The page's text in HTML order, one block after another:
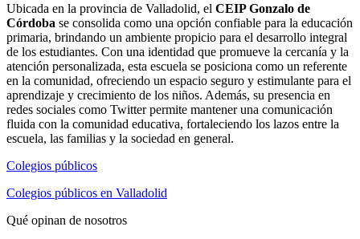
Ubicada en la provincia de Valladolid, el CEIP Gonzalo de
Córdoba se consolida como una opción confiable para la educación
primaria, brindando un ambiente propicio para el desarrollo integral
de los estudiantes. Con una identidad que promueve la cercanía y la
atención personalizada, esta escuela se posiciona como un referente
en la comunidad, ofreciendo un espacio seguro y estimulante para el
aprendizaje y crecimiento de los niños. Además, su presencia en
redes sociales como Twitter permite mantener una comunicación
fluida con la comunidad educativa, fortaleciendo los lazos entre la
escuela, las familias y la sociedad en general.
Colegios públicos
Colegios públicos en Valladolid
Qué opinan de nosotros